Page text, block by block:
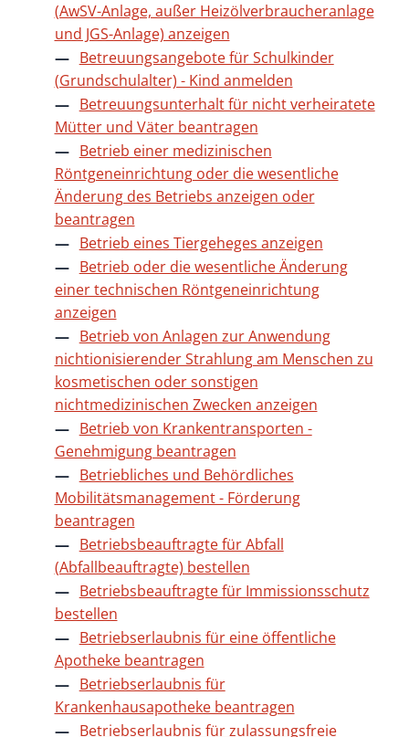
(AwSV-Anlage, außer Heizölverbraucheranlage
und JGS-Anlage) anzeigen
Betreuungsangebote für Schulkinder
(Grundschulalter) - Kind anmelden
Betreuungsunterhalt für nicht verheiratete
Mütter und Väter beantragen
Betrieb einer medizinischen
Röntgeneinrichtung oder die wesentliche
Änderung des Betriebs anzeigen oder
beantragen
Betrieb eines Tiergeheges anzeigen
Betrieb oder die wesentliche Änderung
einer technischen Röntgeneinrichtung
anzeigen
Betrieb von Anlagen zur Anwendung
nichtionisierender Strahlung am Menschen zu
kosmetischen oder sonstigen
nichtmedizinischen Zwecken anzeigen
Betrieb von Krankentransporten -
Genehmigung beantragen
Betriebliches und Behördliches
Mobilitätsmanagement - Förderung
beantragen
Betriebsbeauftragte für Abfall
(Abfallbeauftragte) bestellen
Betriebsbeauftragte für Immissionsschutz
bestellen
Betriebserlaubnis für eine öffentliche
Apotheke beantragen
Betriebserlaubnis für
Krankenhausapotheke beantragen
Betriebserlaubnis für zulassungsfreie